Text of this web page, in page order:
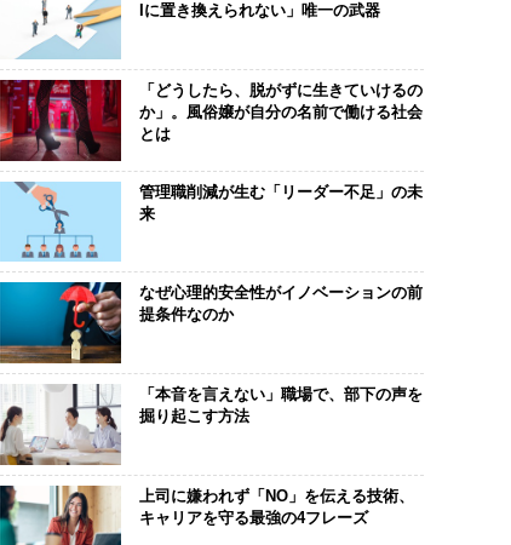
Iに置き換えられない」唯一の武器
「どうしたら、脱がずに生きていけるの
か」。風俗嬢が自分の名前で働ける社会
とは
管理職削減が生む「リーダー不足」の未
来
なぜ心理的安全性がイノベーションの前
提条件なのか
「本音を言えない」職場で、部下の声を
掘り起こす方法
上司に嫌われず「NO」を伝える技術、
キャリアを守る最強の4フレーズ